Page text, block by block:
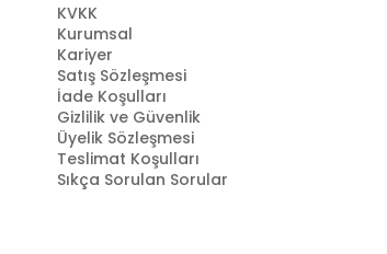
KVKK
Kurumsal
Kariyer
Satış Sözleşmesi
İade Koşulları
Gizlilik ve Güvenlik
Üyelik Sözleşmesi
Teslimat Koşulları
Sıkça Sorulan Sorular